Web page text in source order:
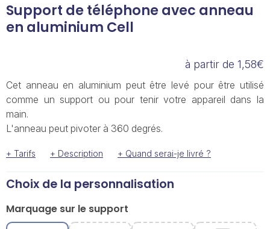
Support de téléphone avec anneau
en aluminium Cell
à partir de 1,58€
Cet anneau en aluminium peut être levé pour être utilisé
comme un support ou pour tenir votre appareil dans la
main.
L'anneau peut pivoter à 360 degrés.
+ Tarifs + Description + Quand serai-je livré ?
Choix de la personnalisation
Marquage sur le support